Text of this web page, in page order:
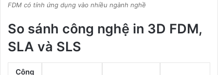
FDM có tính ứng dụng vào nhiều ngành nghề
So sánh công nghệ in 3D FDM,
SLA và SLS
Công